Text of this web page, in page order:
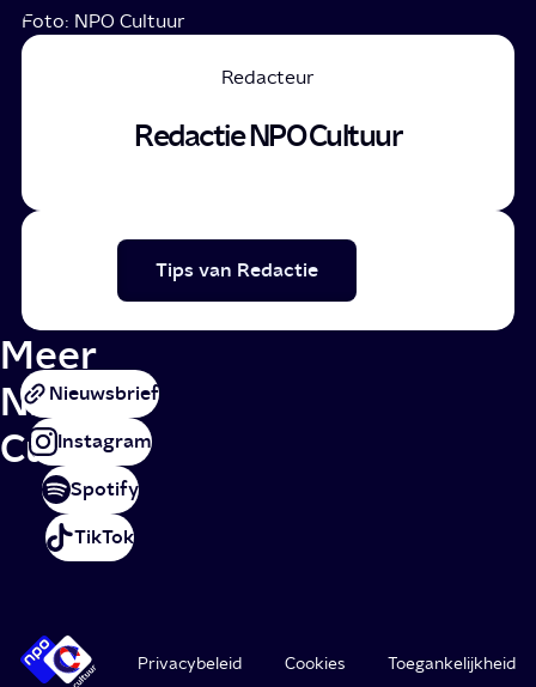
Foto: NPO Cultuur
Redacteur
Redactie NPO Cultuur
Tips van Redactie
Meer
NPO
Cultuur
Nieuwsbrief
Instagram
Spotify
TikTok
Privacybeleid Cookies Toegankelijkheid